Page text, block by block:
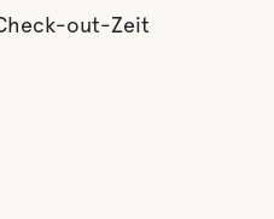
out-Zeit